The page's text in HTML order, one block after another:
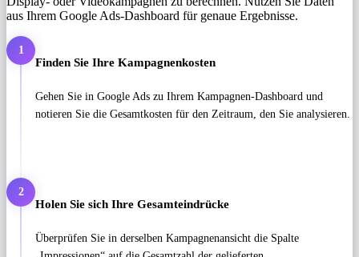
aus Ihrem Google Ads-Dashboard für genaue Ergebnisse.
1
Finden Sie Ihre Kampagnenkosten
Gehen Sie in Google Ads zu Ihrem Kampagnen-Dashboard und
notieren Sie die Gesamtkosten für den Zeitraum, den Sie analysieren.
2
Holen Sie sich Ihre Gesamteindrücke
Überprüfen Sie in derselben Kampagnenansicht die Spalte